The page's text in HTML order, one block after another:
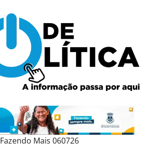
Fazendo Mais 060726